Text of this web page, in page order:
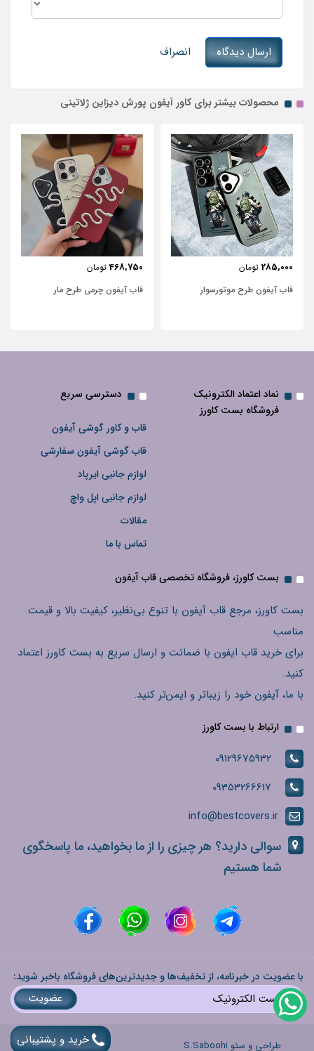
ارسال دیدگاه انصراف
محصولات بیشتر برای کاور آیفون پورش دیزاین ژلاتینی
468,750 تومان
قاب آیفون چرمی طرح مار
443,750 تومان
قاب آیفون شفاف با پاپیون سفید و
نماد اعتماد الکترونیک
فروشگاه بست کاورز
دسترسی سریع
قاب و کاور گوشی آیفون
قاب گوشی آیفون سفارشی
لوازم جانبی ایرپاد
لوازم جانبی اپل واچ
مقالات
تماس با ما
بست کاورز، فروشگاه تخصصی قاب آیفون
بست کاورز، مرجع قاب آیفون با تنوع بی‌نظیر، کیفیت بالا و قیمت
مناسب
برای خرید قاب ایفون با ضمانت و ارسال سریع به بست کاورز اعتماد
کنید.
با ما، آیفون خود را زیباتر و ایمن‌تر کنید.
ارتباط با بست کاورز
09129675932
09353266617
info@bestcovers.ir
سوالی دارید؟ هر چیزی را از ما بخواهید، ما پاسخگوی
شما هستیم
با عضویت در خبرنامه، از تخفیف‌ها و جدیدترین‌های فروشگاه باخبر شوید:
عضویت
طراحی و سئو S.Saboohi خرید و پشتیبانی